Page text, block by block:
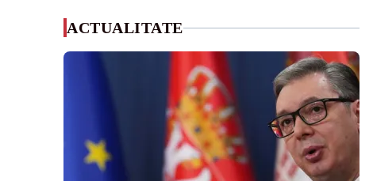
ACTUALITATE